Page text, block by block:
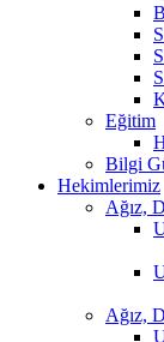
Eğitim
Bilgi
Hekimlerimiz
Ağız,
Ağız,